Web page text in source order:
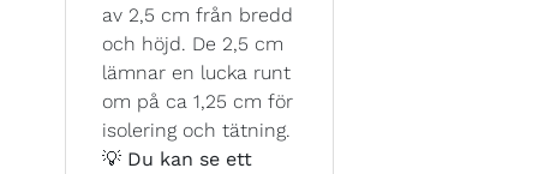
av 2,5 cm från bredd
och höjd. De 2,5 cm
lämnar en lucka runt
om på ca 1,25 cm för
isolering och tätning.
💡 Du kan se ett